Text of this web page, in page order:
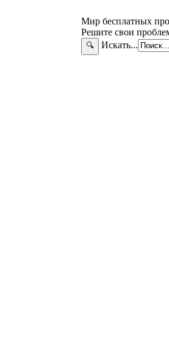
Мир бесплатных
Решите свои
🔍 Искать...